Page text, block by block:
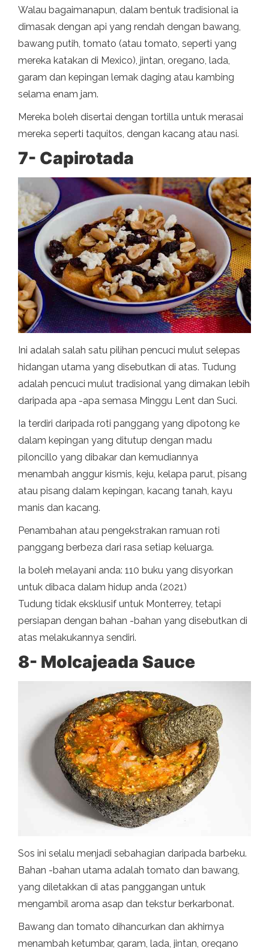
Walau bagaimanapun, dalam bentuk tradisional ia
dimasak dengan api yang rendah dengan bawang,
bawang putih, tomato (atau tomato, seperti yang
mereka katakan di Mexico), jintan, oregano, lada,
garam dan kepingan lemak daging atau kambing
selama enam jam.
Mereka boleh disertai dengan tortilla untuk merasai
mereka seperti taquitos, dengan kacang atau nasi.
7- Capirotada
Ini adalah salah satu pilihan pencuci mulut selepas
hidangan utama yang disebutkan di atas. Tudung
adalah pencuci mulut tradisional yang dimakan lebih
daripada apa -apa semasa Minggu Lent dan Suci.
Ia terdiri daripada roti panggang yang dipotong ke
dalam kepingan yang ditutup dengan madu
piloncillo yang dibakar dan kemudiannya
menambah anggur kismis, keju, kelapa parut, pisang
atau pisang dalam kepingan, kacang tanah, kayu
manis dan kacang.
Penambahan atau pengekstrakan ramuan roti
panggang berbeza dari rasa setiap keluarga.
Ia boleh melayani anda: 110 buku yang disyorkan
untuk dibaca dalam hidup anda (2021)
Tudung tidak eksklusif untuk Monterrey, tetapi
persiapan dengan bahan -bahan yang disebutkan di
atas melakukannya sendiri.
8- Molcajeada Sauce
Sos ini selalu menjadi sebahagian daripada barbeku.
Bahan -bahan utama adalah tomato dan bawang,
yang diletakkan di atas panggangan untuk
mengambil aroma asap dan tekstur berkarbonat.
Bawang dan tomato dihancurkan dan akhirnya
menambah ketumbar, garam, lada, jintan, oregano